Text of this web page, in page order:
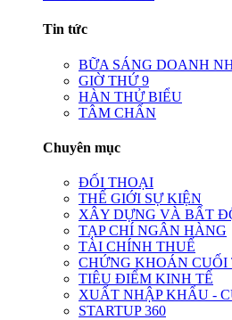
Tin tức
BỮA SÁNG DOANH
GIỜ THỨ 9
HÀN THỬ BIỂU
TÂM CHẤN
Chuyên mục
ĐỐI THOẠI
THẾ GIỚI SỰ KIỆN
XÂY DỰNG VÀ BẤT
TẠP CHÍ NGÂN HÀNG
TÀI CHÍNH THUẾ
CHỨNG KHOÁN CUỐI
TIÊU ĐIỂM KINH TẾ
XUẤT NHẬP KHẨU -
STARTUP 360